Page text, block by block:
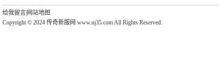
给我留言 网站地图
Copyright © 2024 传奇新服网 www.uj35.com All Rights Reserved.